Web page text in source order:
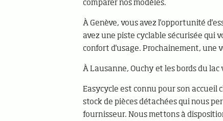
comparer nos modèles.
À Genève, vous avez l'opportunité
avez une piste cyclable sécurisée qui
confort d'usage. Prochainement, une
À Lausanne, Ouchy et les bords du
Easycycle est connu pour son accueil
stock de pièces détachées qui nous
fournisseur. Nous mettons à